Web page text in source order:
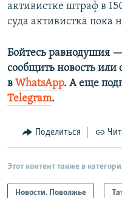
активистке штраф в
суда активистка пока
Бойтесь равнодушия
сообщить новость
в WhatsApp. А еще
Telegram.
Поделиться
Этот контент также в
Новости. Поволжье